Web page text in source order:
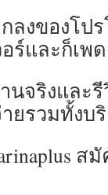
ลงของโป
ร์และก็เพ
นจริงและ
ยรวมทั้งบ
ส